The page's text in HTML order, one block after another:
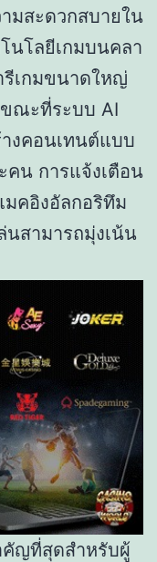
มสะดวกสบายใน
นโลยีเกมบนคลา
รีเกมขนาดใหญ่
ณะที่ระบบ AI
งคอนเทนต์แบบ
คน การแจ้งเตือน
คอิงอัลกอริทึม
นสามารถมุ่งเน้น
คัญที่สุดสำหรับผู้